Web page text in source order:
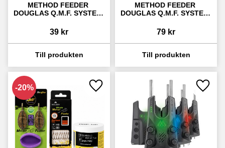
METHOD FEEDER
DOUGLAS Q.M.F. SYSTEM
39 kr
METHOD FEEDER
DOUGLAS Q.M.F. SYSTEM
79 kr
20% Lägg till i favoriter Lägg